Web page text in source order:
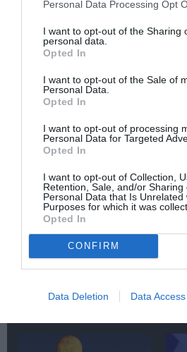
Personal Data Processing Opt
I want to opt-out of the Sharing
personal data.
Opted In
I want to opt-out of the Sale of
Personal Data.
Opted In
I want to opt-out of processing
Personal Data for Targeted
Opted In
I want to opt-out of Collection,
Retention, Sale, and/or Sharing
Personal Data that Is Unrelated
Purposes for which it was
Opted In
CONFIRM
Data Deletion Data Access
Tags
ΑΡΧΑΙΟ ΔΡΑΜΑ
ΔΙΑΛΕΞΕΙΣ -
ΔΩΡΕΑΝ ΕΚΔΗΛΩΣΕΙΣ
Newsletter
Κάθε βδομάδα στο e-mail σας τα
την Τέχνη και τον Πολιτισμό!